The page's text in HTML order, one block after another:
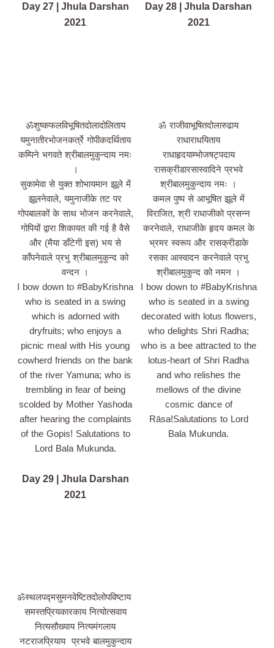
Day 27 | Jhula Darshan
2021
ॐशुष्कफलविभूषितदोलादोलिताय
यमुनातीरभोजनकर्त्रे गोपीकदर्थिताय
कम्पिने भगवते श्रीबालमुकुन्दाय नमः
।
सुकामेवा से युक्त शोभायमान झूले में
झूलनेवाले, यमुनाजीके तट पर
गोपबालकों के साथ भोजन करनेवाले,
गोपियों द्वारा शिकायत की गई है वैसे
और (मैया डाँटेगी इस) भय से
काँपनेवाले प्रभु श्रीबालमुकुन्द को
वन्दन ।
I bow down to #BabyKrishna
who is seated in a swing
which is adorned with
dryfruits; who enjoys a
picnic meal with His young
cowherd friends on the bank
of the river Yamuna; who is
trembling in fear of being
scolded by Mother Yashoda
after hearing the complaints
of the Gopis! Salutations to
Lord Bala Mukunda.
Day 28 | Jhula Darshan
2021
ॐ राजीवाभूषितदोलारुढाय
राधाराधयिताय
राधाहृदयाम्भोजषट्पदाय
रासक्रीडारसास्वादिने प्रभवे
श्रीबालमुकुन्दाय नमः ।
कमल पुष्प से आभूषित झूले में
विराजित, श्री राधाजीको प्रसन्न
करनेवाले, राधाजीके हृदय कमल के
भ्रमर स्वरूप और रासक्रीडाके
रसका आस्वादन करनेवाले प्रभु
श्रीबालमुकुन्द को नमन ।
I bow down to #BabyKrishna
who is seated in a swing
decorated with lotus flowers,
who delights Shri Radha;
who is a bee attracted to the
lotus-heart of Shri Radha
and who relishes the
mellows of the divine
cosmic dance of
Rāsa!Salutations to Lord
Bala Mukunda.
Day 29 | Jhula Darshan
2021
ॐस्थलपद्मसुमनवेष्टितदोलोपविष्टाय
समस्तप्रियकारकाय नित्योत्सवाय
नित्यसौख्याय नित्यमंगलाय
नटराजप्रियाय प्रभवे बालमुकुन्दाय